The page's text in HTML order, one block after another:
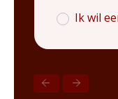
Ik wil